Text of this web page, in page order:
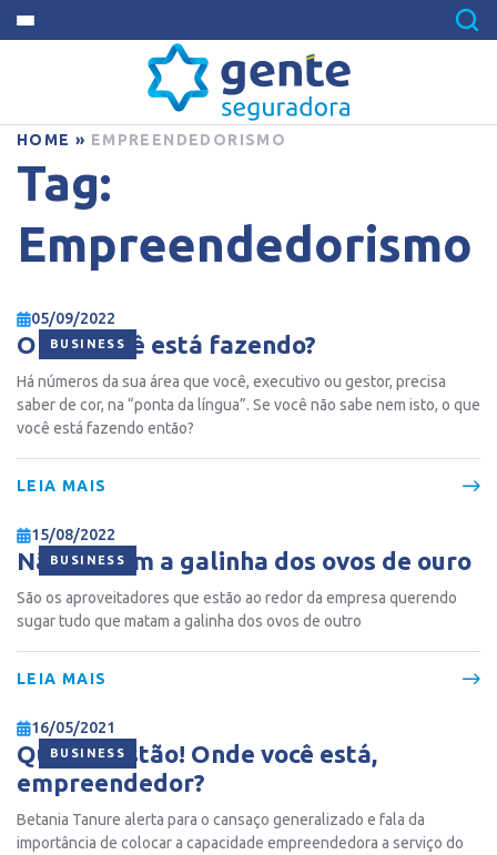
HOME » EMPREENDEDORISMO
Tag:
Empreendedorismo
BUSINESS
05/09/2022
O que você está fazendo?
Há números da sua área que você, executivo ou gestor, precisa
saber de cor, na “ponta da língua”. Se você não sabe nem isto, o que
você está fazendo então?
LEIA MAIS
BUSINESS
15/08/2022
Não matem a galinha dos ovos de ouro
São os aproveitadores que estão ao redor da empresa querendo
sugar tudo que matam a galinha dos ovos de outro
LEIA MAIS
BUSINESS
16/05/2021
Que exaustão! Onde você está,
empreendedor?
Betania Tanure alerta para o cansaço generalizado e fala da
importância de colocar a capacidade empreendedora a serviço do